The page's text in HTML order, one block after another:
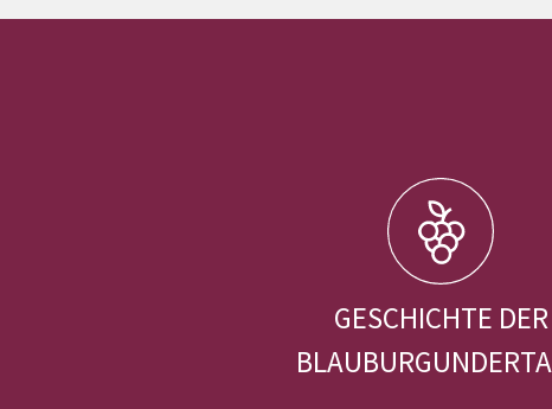
GESCHICHTE DER